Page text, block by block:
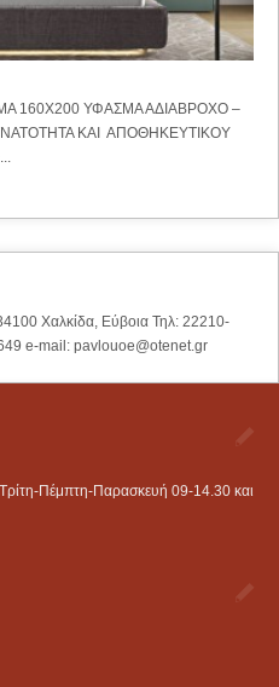
160Χ200 ΥΦΑΣΜΑ ΑΔΙΑΒΡΟΧΟ –
ΚΑΙ ΑΠΟΘΗΚΕΥΤΙΚΟΥ
Χαλκίδα, Εύβοια Τηλ: 22210-
e-mail: pavlouoe@otenet.gr
Πέμπτη-Παρασκευή 09-14.30 και